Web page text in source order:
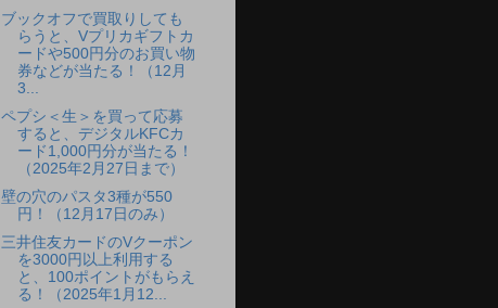
ブックオフで買取りしても
らうと、Vプリカギフトカ
ードや500円分のお買い物
券などが当たる！（12月
3...
ペプシ＜生＞を買って応募
すると、デジタルKFCカ
ード1,000円分が当たる！
（2025年2月27日まで）
壁の穴のパスタ3種が550
円！（12月17日のみ）
三井住友カードのVクーポン
を3000円以上利用する
と、100ポイントがもらえ
る！（2025年1月12...